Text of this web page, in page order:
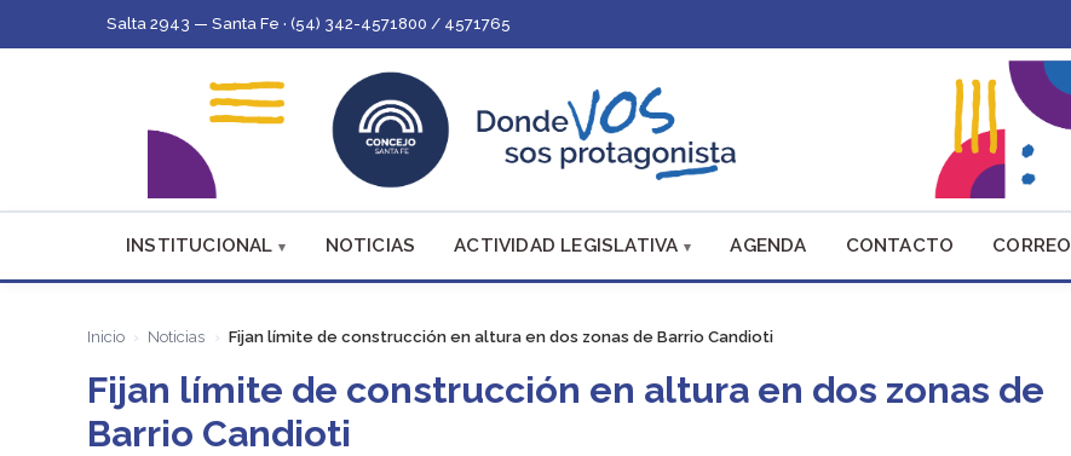
Salta 2943 — Santa Fe · (54) 342-4571800 / 4571765
INSTITUCIONAL NOTICIAS ACTIVIDAD LEGISLATIVA AGENDA CONTACTO CORREO
Inicio Noticias Fijan límite de construcción en altura en dos zonas de Barrio Candioti
Fijan límite de construcción en altura en dos zonas de
Barrio Candioti